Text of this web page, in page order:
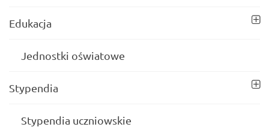
Edukacja
Jednostki oświatowe
Stypendia
Stypendia uczniowskie